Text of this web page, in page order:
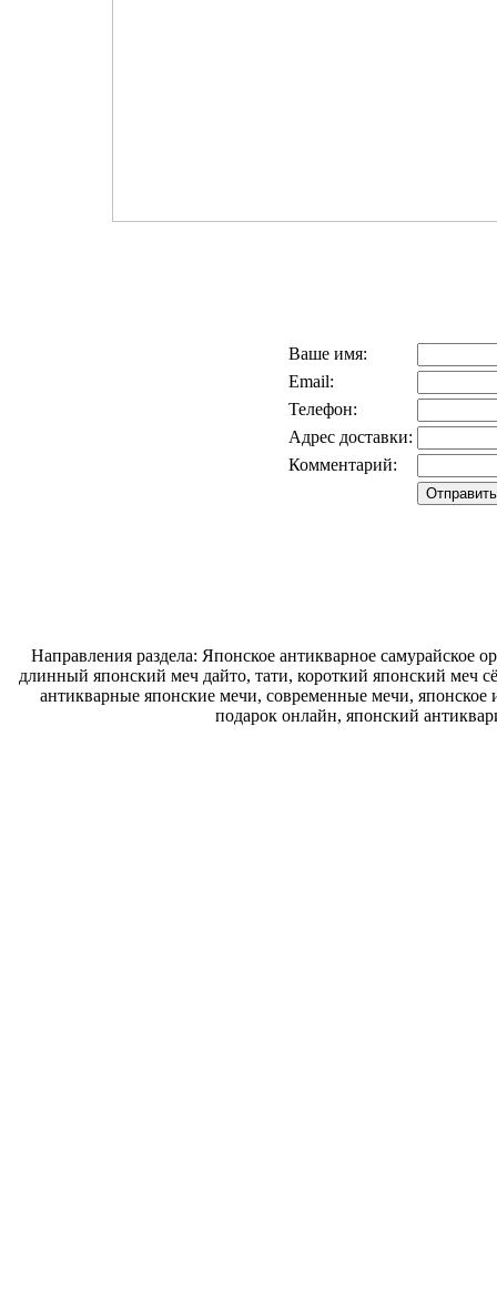
Ваше имя:
Email:
Телефон:
Адрес доставки:
Комментарий:
Направления раздела: Японское антикварное самурайское
длинный японский меч дайто, тати, короткий японский меч
антикварные японские мечи, современные мечи, японское
подарок онлайн, японский